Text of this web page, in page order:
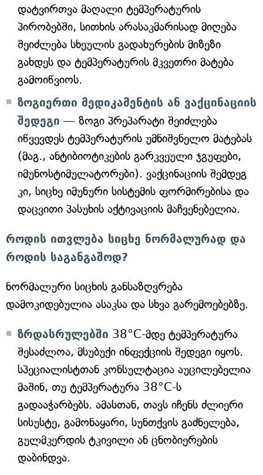
დატვირთვა მაღალი ტემპერატურის
პირობებში, სითხის არასაკმარისად მიღება
შეიძლება სხეულის გადახურების მიზეზი
გახდეს და ტემპერატურის მკვეთრი მატება
გამოიწვიოს.
ზოგიერთი მედიკამენტის ან ვაქცინაციის
შედეგი — ზოგი პრეპარატი შეიძლება
იწვევდეს ტემპერატურის უმნიშვნელო მატებას
(მაგ., ანტიბიოტიკების გარკვეული ჯგუფები,
იმუნოსტიმულატორები). ვაქცინაციის შემდეგ
კი, სიცხე იმუნური სისტემის ფორმირებისა და
დაცვითი პასუხის აქტივაციის მაჩვენებელია.
როდის ითვლება სიცხე ნორმალურად და
როდის საგანგაშოდ?
ნორმალური სიცხის განსაზღვრება
დამოკიდებულია ასაკსა და სხვა გარემოებებზე.
ზრდასრულებში 38°C-მდე ტემპერატურა
შესაძლოა, მსუბუქი ინფექციის შედეგი იყოს.
სპეციალისტთან კონსულტაცია აუცილებელია
მაშინ, თუ ტემპერატურა 38°C-ს
გადააჭარბებს. ამასთან, თავს იჩენს ძლიერი
სისუსტე, გამონაყარი, სუნთქვის გაძნელება,
გულმკერდის ტკივილი ან ცნობიერების
დაბინდვა.